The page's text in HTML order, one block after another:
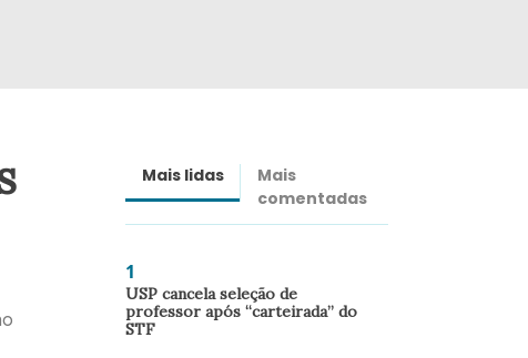
Mais lidas
Mais
comentadas
1
USP cancela seleção de
professor após “carteirada” do
STF